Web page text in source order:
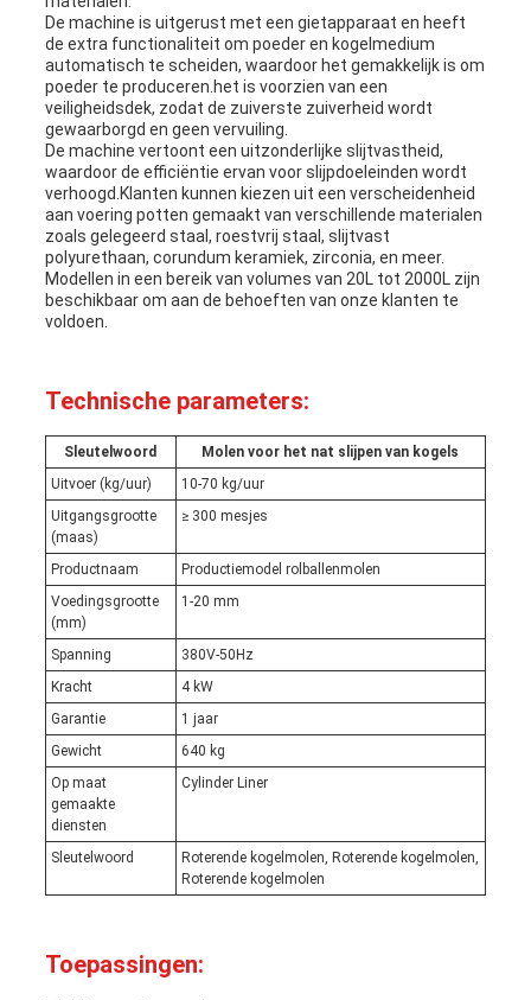
De machine is uitgerust met een gietapparaat en heeft
de extra functionaliteit om poeder en kogelmedium
automatisch te scheiden, waardoor het gemakkelijk is om
poeder te produceren.het is voorzien van een
veiligheidsdek, zodat de zuiverste zuiverheid wordt
gewaarborgd en geen vervuiling.
De machine vertoont een uitzonderlijke slijtvastheid,
waardoor de efficiëntie ervan voor slijpdoeleinden wordt
verhoogd.Klanten kunnen kiezen uit een verscheidenheid
aan voering potten gemaakt van verschillende materialen
zoals gelegeerd staal, roestvrij staal, slijtvast
polyurethaan, corundum keramiek, zirconia, en meer.
Modellen in een bereik van volumes van 20L tot 2000L zijn
beschikbaar om aan de behoeften van onze klanten te
voldoen.
Technische parameters:
Sleutelwoord
Molen voor het nat slijpen van kogels
Uitvoer (kg/uur)
10-70 kg/uur
Uitgangsgrootte
(maas)
≥ 300 mesjes
Productnaam
Productiemodel rolballenmolen
Voedingsgrootte
(mm)
1-20 mm
Spanning
380V-50Hz
Kracht
4 kW
Garantie
1 jaar
Gewicht
640 kg
Op maat
gemaakte
diensten
Cylinder Liner
Sleutelwoord
Roterende kogelmolen, Roterende kogelmolen,
Roterende kogelmolen
Toepassingen: